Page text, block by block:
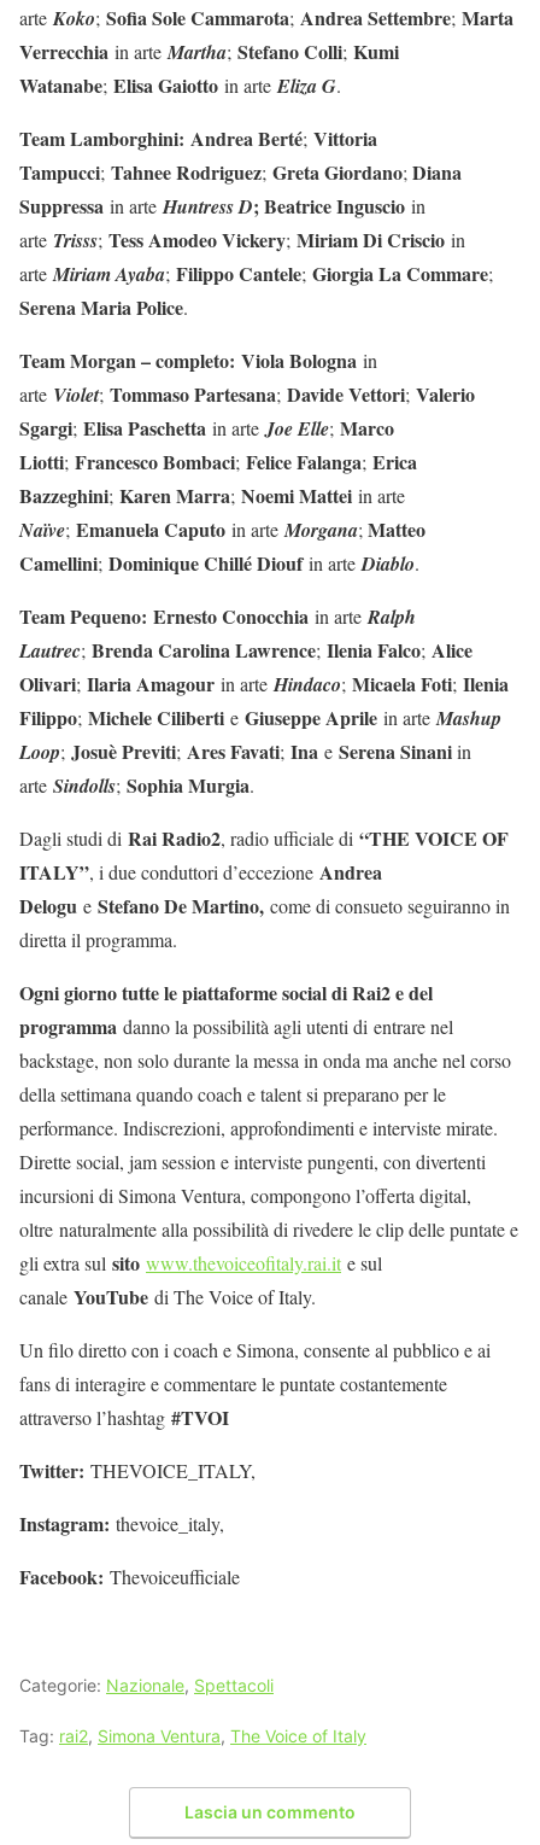
arteKoko; Sofia Sole Cammarota; Andrea Settembre; Marta
Verrecchia in arteMartha; Stefano Colli; Kumi
Watanabe; Elisa Gaiotto in arteEliza G.
Team Lamborghini: Andrea Berté; Vittoria
Tampucci; Tahnee Rodriguez; Greta Giordano;Diana
Suppressa in arte Huntress D; Beatrice Inguscio in
arte Trisss; Tess Amodeo Vickery; Miriam Di Criscio in
arte Miriam Ayaba; Filippo Cantele; Giorgia La Commare;
Serena Maria Police.
Team Morgan – completo: Viola Bologna in
arte Violet; Tommaso Partesana; Davide Vettori; Valerio
Sgargi; Elisa Paschetta in arteJoe Elle; Marco
Liotti; Francesco Bombaci; Felice Falanga; Erica
Bazzeghini; Karen Marra; Noemi Mattei in arte
Naïve; Emanuela Caputo in arteMorgana;Matteo
Camellini; Dominique Chillé Dioufin arteDiablo.
Team Pequeno: Ernesto Conocchia in arteRalph
Lautrec; Brenda Carolina Lawrence; Ilenia Falco; Alice
Olivari; Ilaria Amagour in arte Hindaco; Micaela Foti; Ilenia
Filippo; Michele Ciliberti e Giuseppe Aprile in arteMashup
Loop; Josuè Previti; Ares Favati; Ina e Serena Sinaniin
arte Sindolls; Sophia Murgia.
Dagli studi di Rai Radio2, radio ufficiale di “THE VOICE OF
ITALY”, i due conduttori d’eccezione Andrea
Delogu e Stefano De Martino, come di consueto seguiranno in
diretta il programma.
Ogni giorno tutte le piattaforme social di Rai2 e del
programma danno la possibilità agli utenti di entrare nel
backstage, non solo durante la messa in onda ma anche nel corso
della settimana quando coach e talent si preparano per le
performance. Indiscrezioni, approfondimenti e interviste mirate.
Dirette social, jam session e interviste pungenti, con divertenti
incursioni di Simona Ventura, compongono l’offerta digital,
oltre naturalmente alla possibilità di rivedere le clip delle puntate e
gli extra sul sito www.thevoiceofitaly.rai.it e sul
canale YouTube di The Voice of Italy.
Un filo diretto con i coach e Simona, consente al pubblico e ai
fans di interagire e commentare le puntate costantemente
attraverso l’hashtag #TVOI
Twitter: THEVOICE_ITALY,
Instagram: thevoice_italy,
Facebook: Thevoiceufficiale
Categorie: Nazionale, Spettacoli
Tag: rai2, Simona Ventura, The Voice of Italy
Lascia un commento